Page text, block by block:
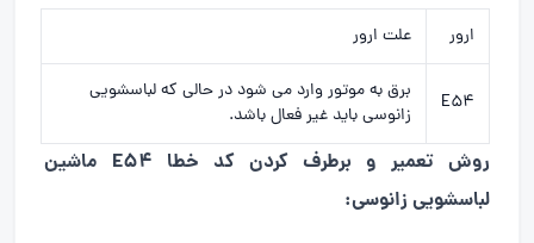
ارور علت ارور
E54
برق به موتور وارد می شود در حالی که لباسشویی
زانوسی باید غیر فعال باشد.
روش تعمیر و برطرف کردن کد خطا E54 ماشین
لباسشویی زانوسی: